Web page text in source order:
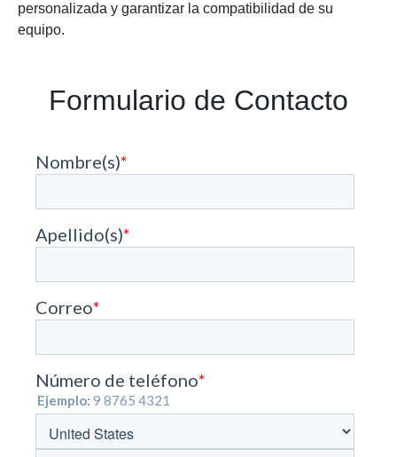
personalizada y garantizar la compatibilidad de su
equipo.
Formulario de Contacto